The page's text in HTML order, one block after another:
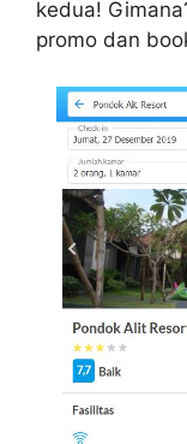
kedua!
promo dan